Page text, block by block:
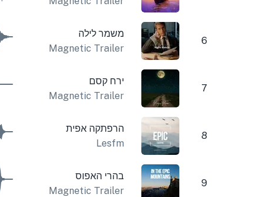
6
משמר לילה
Magnetic Trailer
7
ירח קסם
Magnetic Trailer
8
הרפתקה אפית
Lesfm
9
בהרי האפוס
Magnetic Trailer